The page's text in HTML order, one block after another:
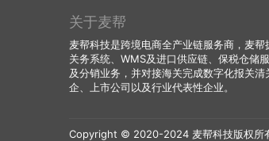
关于麦帮
麦帮科技是跨境电商全产业链服务商，麦
关务系统、WMS及进口供应链、保税仓储
及分销业务，并对接海关完成数字化报关
企、上市公司以及行业代表性企业。
Copyright © 2020-2024 麦帮科技版权所